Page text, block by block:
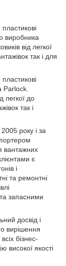
виробника
від легкої
так і для
Parlock.
легкої до
так і
року і за
вантажних
є
і
та ремонтні
запасними
досвід і
вирішення
бізнес-
високої якості